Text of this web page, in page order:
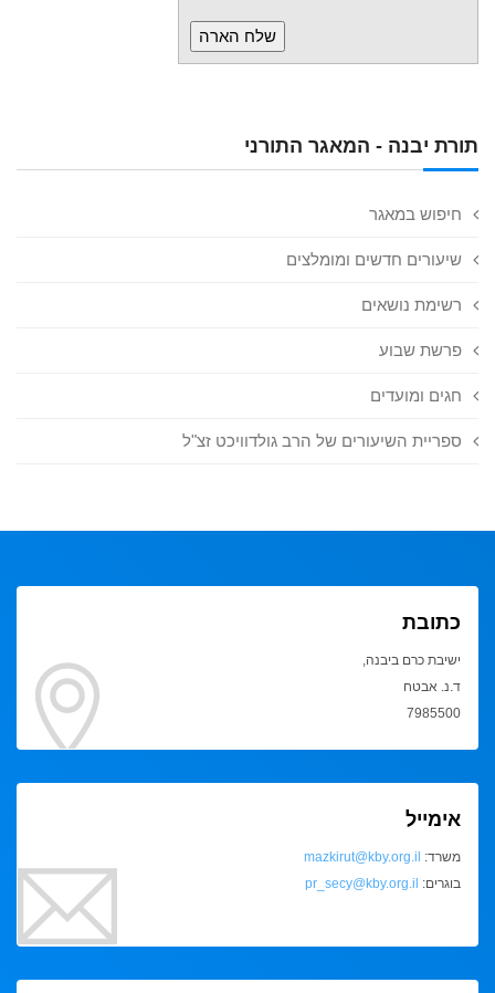
תורת יבנה - המאגר התורני
חיפוש במאגר
שיעורים חדשים ומומלצים
רשימת נושאים
פרשת שבוע
חגים ומועדים
ספריית השיעורים של הרב גולדוויכט זצ"ל
כתובת
ישיבת כרם ביבנה,
ד.נ. אבטח
7985500
אימייל
משרד: mazkirut@kby.org.il
בוגרים: pr_secy@kby.org.il